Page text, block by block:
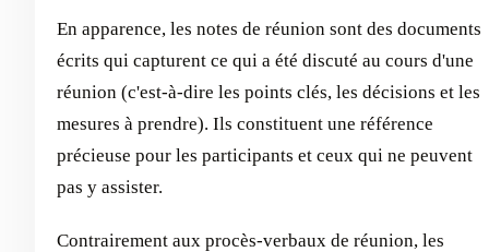
En apparence, les notes de réunion sont des documents
écrits qui capturent ce qui a été discuté au cours d'une
réunion (c'est-à-dire les points clés, les décisions et les
mesures à prendre). Ils constituent une référence
précieuse pour les participants et ceux qui ne peuvent
pas y assister.
Contrairement aux procès-verbaux de réunion, les